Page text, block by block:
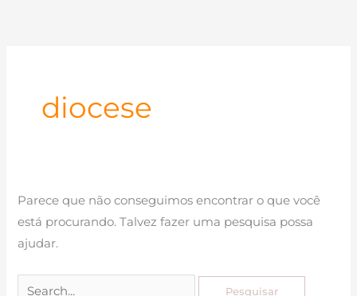
diocese
Parece que não conseguimos encontrar o que você
está procurando. Talvez fazer uma pesquisa possa
ajudar.
Pesquisar